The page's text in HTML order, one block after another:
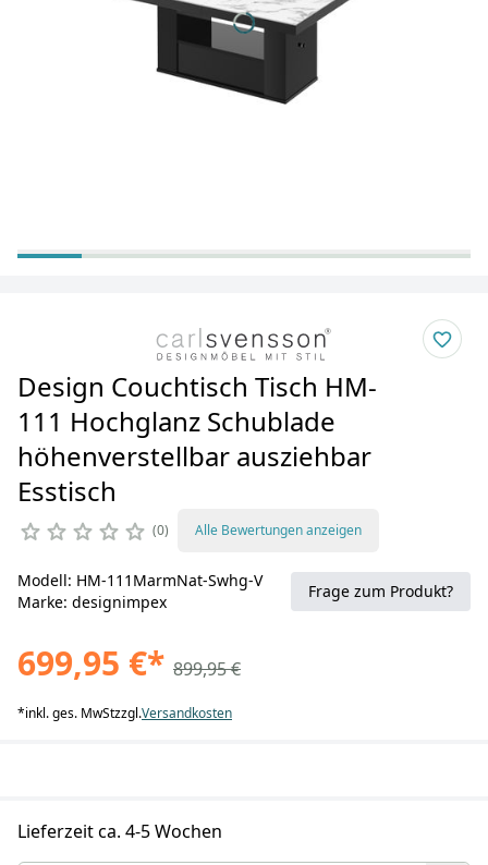
Design Couchtisch Tisch HM-
111 Hochglanz Schublade
höhenverstellbar ausziehbar
Esstisch
0 Alle Bewertungen anzeigen
Modell: HM-111MarmNat-Swhg-V
Marke: designimpex
Frage zum Produkt?
699,95 €* 899,95 €
*inkl. ges. MwStzzgl.Versandkosten
Lieferzeit ca. 4-5 Wochen